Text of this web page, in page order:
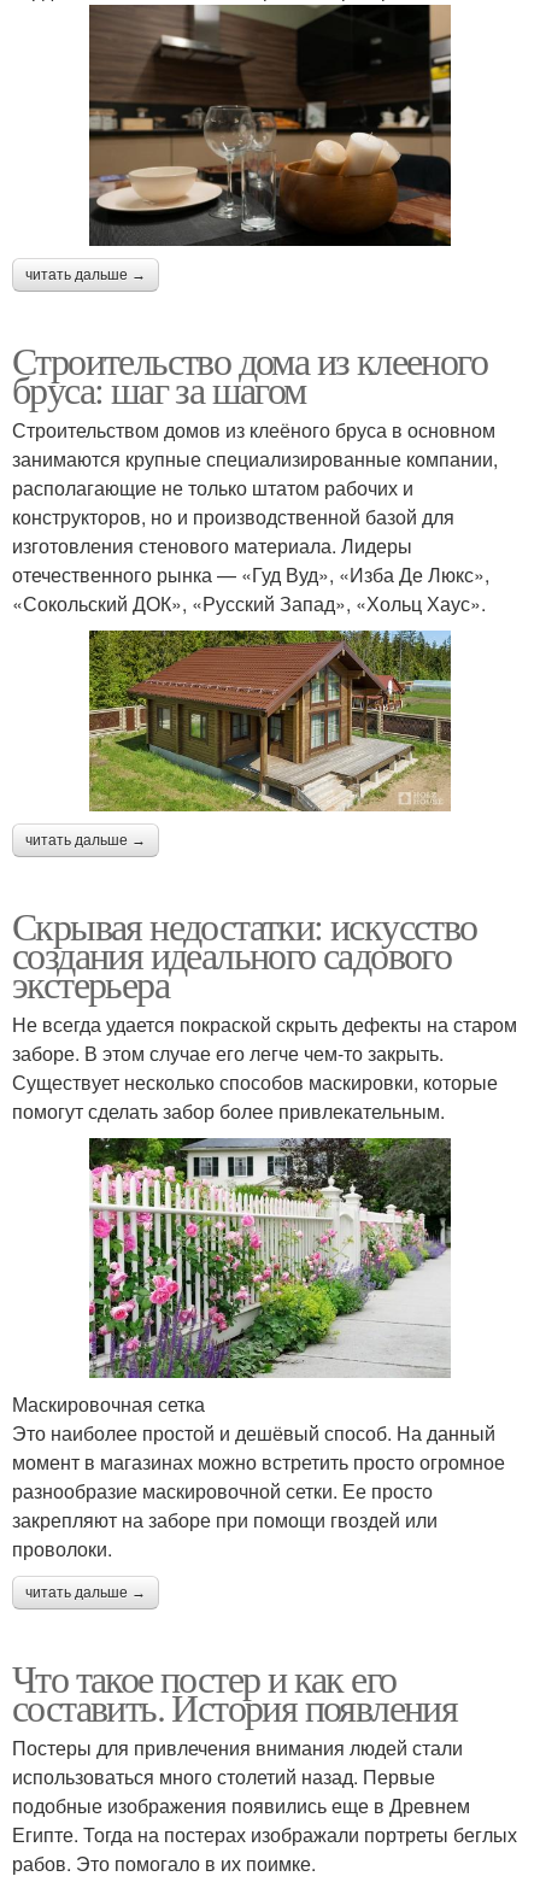
читать дальше →
Строительство дома из клееного
бруса: шаг за шагом
Строительством домов из клеёного бруса в основном
занимаются крупные специализированные компании,
располагающие не только штатом рабочих и
конструкторов, но и производственной базой для
изготовления стенового материала. Лидеры
отечественного рынка — «Гуд Вуд», «Изба Де Люкс»,
«Сокольский ДОК», «Русский Запад», «Хольц Хаус».
читать дальше →
Скрывая недостатки: искусство
создания идеального садового
экстерьера
Не всегда удается покраской скрыть дефекты на старом
заборе. В этом случае его легче чем-то закрыть.
Существует несколько способов маскировки, которые
помогут сделать забор более привлекательным.
Маскировочная сетка
Это наиболее простой и дешёвый способ. На данный
момент в магазинах можно встретить просто огромное
разнообразие маскировочной сетки. Ее просто
закрепляют на заборе при помощи гвоздей или
проволоки.
читать дальше →
Что такое постер и как его
составить. История появления
Постеры для привлечения внимания людей стали
использоваться много столетий назад. Первые
подобные изображения появились еще в Древнем
Египте. Тогда на постерах изображали портреты беглых
рабов. Это помогало в их поимке.